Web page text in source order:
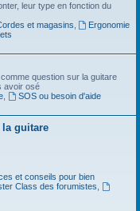
leur type en fonction du
et magasins
Ergonomie
question sur la guitare
avoir osé
,
SOS ou besoin d'aide
la guitare
et conseils pour bien
Class des forumistes